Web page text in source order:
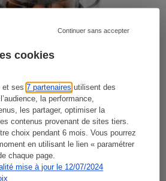
cookies
et ses7 partenaires utilisent des
la performance,
les partager, optimiser la
contenus provenant de sites tiers.
choix pendant 6 mois. Vous pourrez
en utilisant le lien « paramétrer
chaque page.
mise à jour le 12/07/2024
Continuer sans accepter